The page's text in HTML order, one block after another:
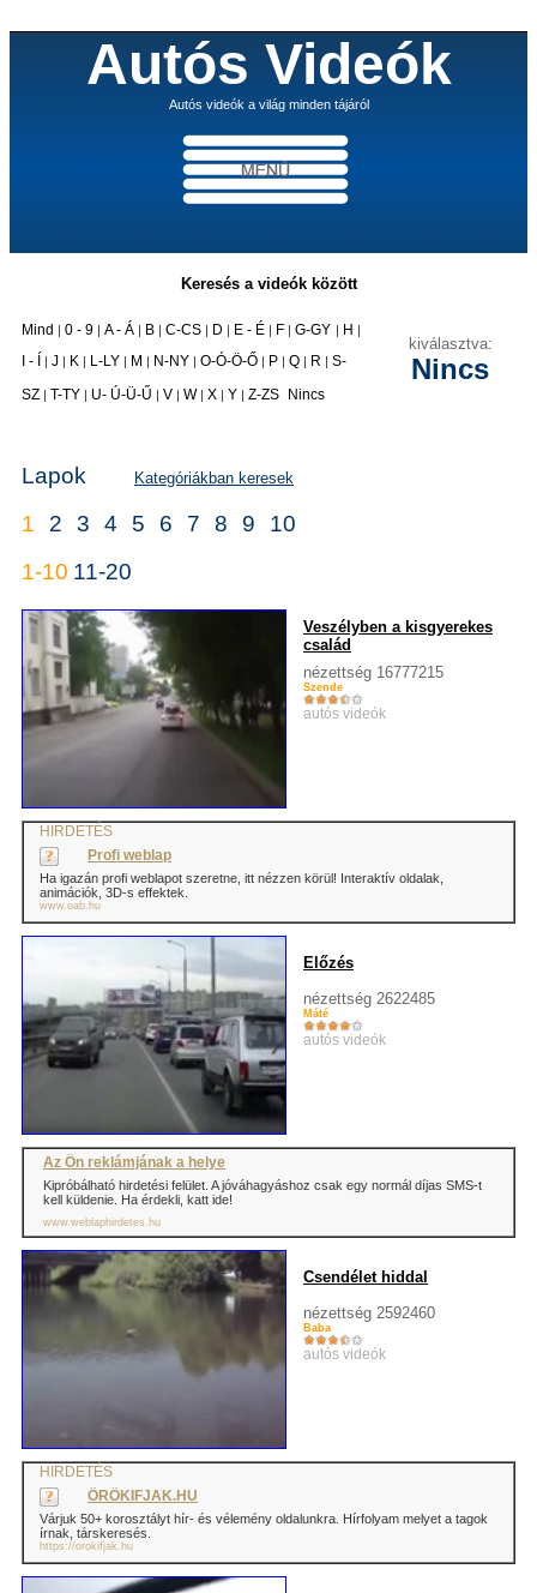
Autós Videók
Autós videók a világ minden tájáról
Keresés a videók között
Mind | 0 - 9 | A - Á | B | C-CS | D | E - É | F | G-GY | H |
I - Í | J | K | L-LY | M | N-NY | O-Ó-Ö-Ő | P | Q | R | S-
SZ | T-TY | U- Ú-Ü-Ű | V | W | X | Y | Z-ZS Nincs
kiválasztva:
Nincs
Lapok Kategóriákban keresek
1 2 3 4 5 6 7 8 9
10
1-10 11-20
Veszélyben a kisgyerekes
család
nézettség 16777215
Szende
autós videók
HIRDETÉS
Profi weblap
Ha igazán profi weblapot szeretne, itt nézzen körül! Interaktív oldalak,
animációk, 3D-s effektek.
www.oab.hu
Előzés
nézettség 2622485
Máté
autós videók
Az Ön reklámjának a helye
Kipróbálható hirdetési felület. A jóváhagyáshoz csak egy normál díjas SMS-t
kell küldenie. Ha érdekli, katt ide!
www.weblaphirdetes.hu
Csendélet hiddal
nézettség 2592460
Baba
autós videók
HIRDETÉS
ÖRÖKIFJAK.HU
Várjuk 50+ korosztályt hír- és vélemény oldalunkra. Hírfolyam melyet a tagok
írnak, társkeresés.
https://orokifjak.hu